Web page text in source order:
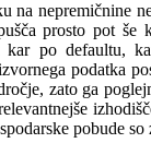
na nepremičnine
prosto pot
kar po defaultu,
podatka
zato ga
pobude